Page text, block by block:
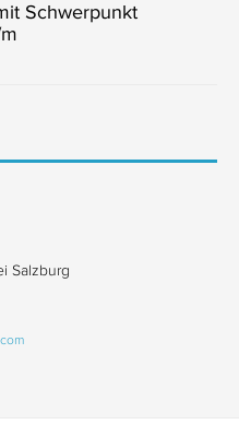
Schwerpunkt
Salzburg